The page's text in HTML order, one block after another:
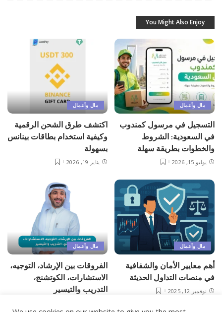
You Might Also Enjoy
مال وأعمال
التسجيل في مرسول كمندوب
في السعودية: الشروط
والخطوات بطريقة سهلة
يوليو 15, 2026
مال وأعمال
اكتشف طرق الشحن الرقمية
وكيفية استخدام بطاقات بينانس
بسهولة
يناير 19, 2026
مال وأعمال
أهم معايير الأمان والشفافية
في منصات التداول الحديثة
نوفمبر 12, 2025
مال وأعمال
الفروقات بين الإرشاد، التوجيه،
الاستشارات، الكوتشنج،
التدريب والتيسير